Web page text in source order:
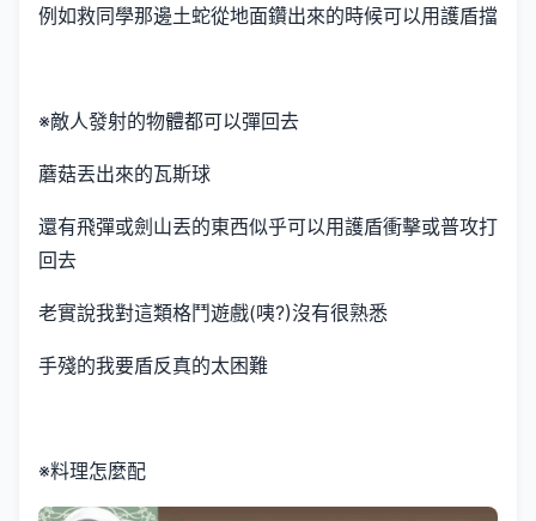
例如救同學那邊土蛇從地面鑽出來的時候可以用護盾擋
※敵人發射的物體都可以彈回去
蘑菇丟出來的瓦斯球
還有飛彈或劍山丟的東西似乎可以用護盾衝擊或普攻打
回去
老實說我對這類格鬥遊戲(咦?)沒有很熟悉
手殘的我要盾反真的太困難
※料理怎麼配